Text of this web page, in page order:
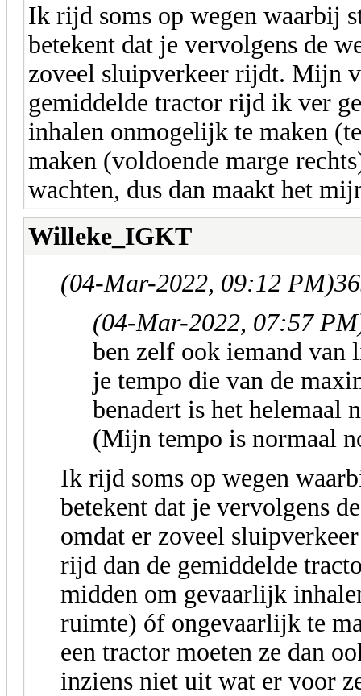
Ik rijd soms op wegen waarbij
betekent dat je vervolgens de
zoveel sluipverkeer rijdt. Mijn
gemiddelde tractor rijd ik ver
inhalen onmogelijk te maken
maken (voldoende marge
wachten, dus dan maakt het
Willeke_IGKT
(04-Mar-2022, 09:12 PM)
(04-Mar-2022, 07:57
ben zelf ook iemand van
je tempo die van de
benadert is het helemaal
(Mijn tempo is normaal
Ik rijd soms op wegen
betekent dat je vervolgens
omdat er zoveel
rijd dan de gemiddelde
midden om gevaarlijk
ruimte) óf ongevaarlijk te
een tractor moeten ze dan
inziens niet uit wat er voor